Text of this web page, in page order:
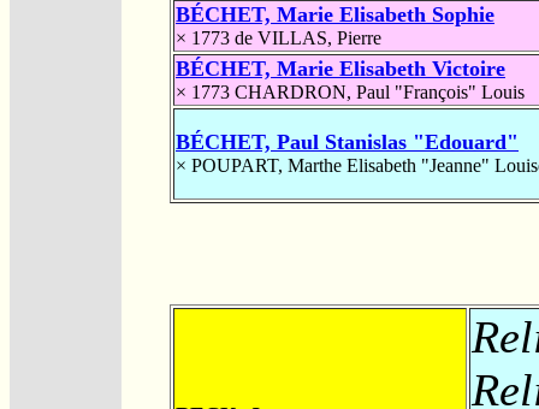
BÉCHET, Marie Elisabeth Sophie
× 1773 de VILLAS, Pierre
BÉCHET, Marie Elisabeth Victoire
× 1773 CHARDRON, Paul "François" Louis
BÉCHET, Paul Stanislas "Edouard"
× POUPART, Marthe Elisabeth "Jeanne"